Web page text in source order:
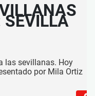
las sevillanas. Hoy
por Mila Ortiz